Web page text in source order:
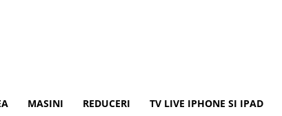
MASINI REDUCERI TV LIVE IPHONE SI IPAD